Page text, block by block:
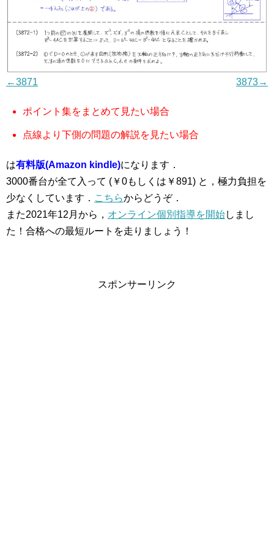
←3871 3873→
ポイント集をまとめて見たい場合
点線より下側の問題の解説を見たい場合
は有料版(Amazon kindle)になります．
3000番台が全て入って (￥0もしくは￥891) と，極力負担を
少なくしています． こちらからどうぞ．
また2021年12月から， オンライン個別指導を開始しまし
た！合格への最短ルートを走りましょう！
スポンサーリンク